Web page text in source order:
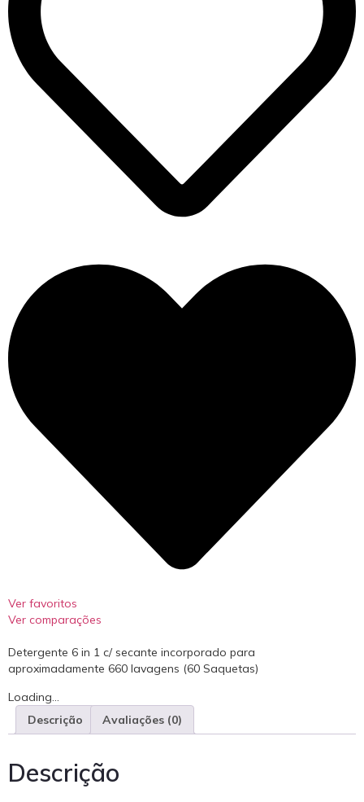
Ver favoritos
Ver comparações
Detergente 6 in 1 c/ secante incorporado para
aproximadamente 660 lavagens (60 Saquetas)
Loading...
Descrição
Avaliações (0)
Descrição